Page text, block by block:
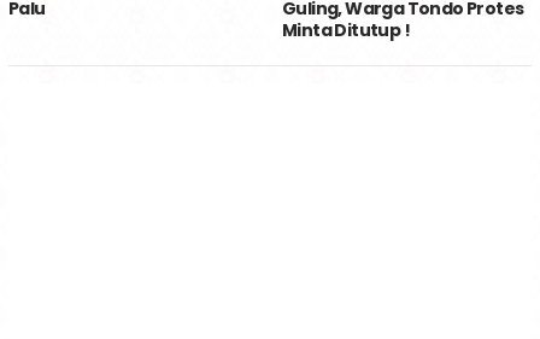
Palu
Guling, Warga Tondo Protes
Minta Ditutup !